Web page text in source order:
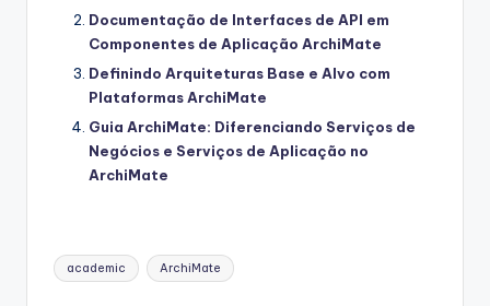
Documentação de Interfaces de API em
Componentes de Aplicação ArchiMate
Definindo Arquiteturas Base e Alvo com
Plataformas ArchiMate
Guia ArchiMate: Diferenciando Serviços de
Negócios e Serviços de Aplicação no
ArchiMate
Tags:
academic ArchiMate